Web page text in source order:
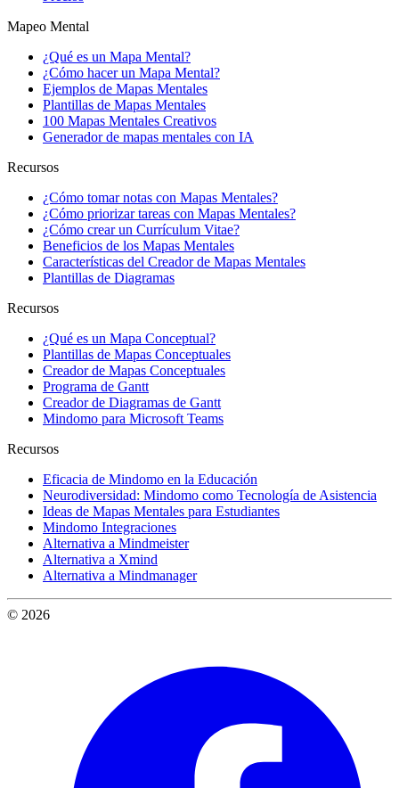
Mapeo Mental
¿Qué es un Mapa Mental?
¿Cómo hacer un Mapa Mental?
Ejemplos de Mapas Mentales
Plantillas de Mapas Mentales
100 Mapas Mentales Creativos
Generador de mapas mentales con IA
Recursos
¿Cómo tomar notas con Mapas Mentales?
¿Cómo priorizar tareas con Mapas Mentales?
¿Cómo crear un Currículum Vitae?
Beneficios de los Mapas Mentales
Características del Creador de Mapas Mentales
Plantillas de Diagramas
Recursos
¿Qué es un Mapa Conceptual?
Plantillas de Mapas Conceptuales
Creador de Mapas Conceptuales
Programa de Gantt
Creador de Diagramas de Gantt
Mindomo para Microsoft Teams
Recursos
Eficacia de Mindomo en la Educación
Neurodiversidad: Mindomo como Tecnología de Asistencia
Ideas de Mapas Mentales para Estudiantes
Mindomo Integraciones
Alternativa a Mindmeister
Alternativa a Xmind
Alternativa a Mindmanager
© 2026